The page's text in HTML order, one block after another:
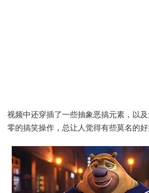
视频中还穿插了一些抽象恶搞元素，以
零的搞笑操作，总让人觉得有些莫名的好